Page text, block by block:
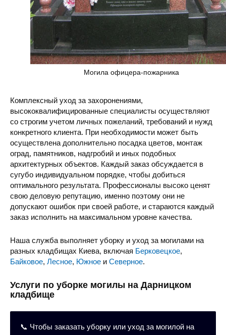
Могила офицера-пожарника
Комплексный уход за захоронениями,
высококвалифицированные специалисты осуществляют
со строгим учетом личных пожеланий, требований и нужд
конкретного клиента. При необходимости может быть
осуществлена дополнительно посадка цветов, монтаж
оград, памятников, надгробий и иных подобных
архитектурных объектов. Каждый заказ обсуждается в
сугубо индивидуальном порядке, чтобы добиться
оптимального результата. Профессионалы высоко ценят
свою деловую репутацию, именно поэтому они не
допускают ошибок при своей работе, и стараются каждый
заказ исполнить на максимальном уровне качества.
Наша служба выполняет уборку и уход за могилами на
разных кладбищах Киева, включая Берковецкое,
Байковое, Лесное, Южное и Северное.
Услуги по уборке могилы на Дарницком
кладбище
📞 Чтобы заказать уборку или уход за могилой на